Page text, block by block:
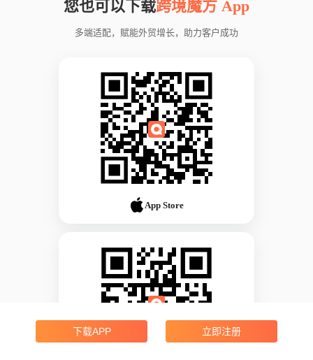
您也可以下载跨境魔方 App
多端适配，赋能外贸增长，助力客户成功
App Store
下载APP 立即注册